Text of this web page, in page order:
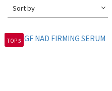
Sort by
TOP 5